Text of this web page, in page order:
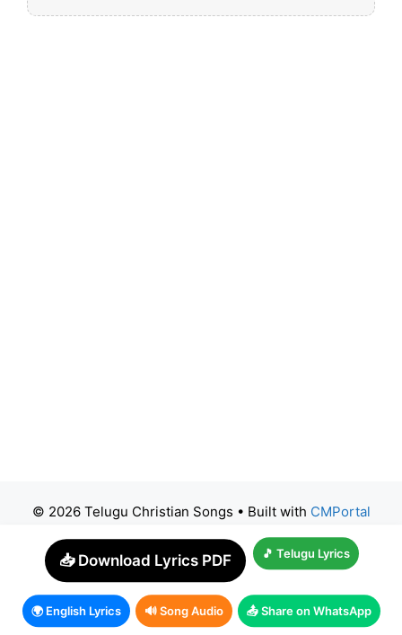
© 2026 Telugu Christian Songs • Built with CMPortal
📥 Download Lyrics PDF 🎵 Telugu Lyrics
🌍 English Lyrics 🔊 Song Audio 📤 Share on WhatsApp